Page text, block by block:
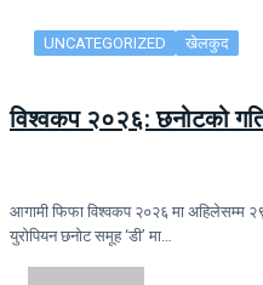
UNCATEGORIZED खेलकुद
विश्वकप २०२६: छनोटको
आगामी फिफा विश्वकप २०२६ मा अहिलेसम्म
युरोपियन छनोट समूह ‘डी’ मा…